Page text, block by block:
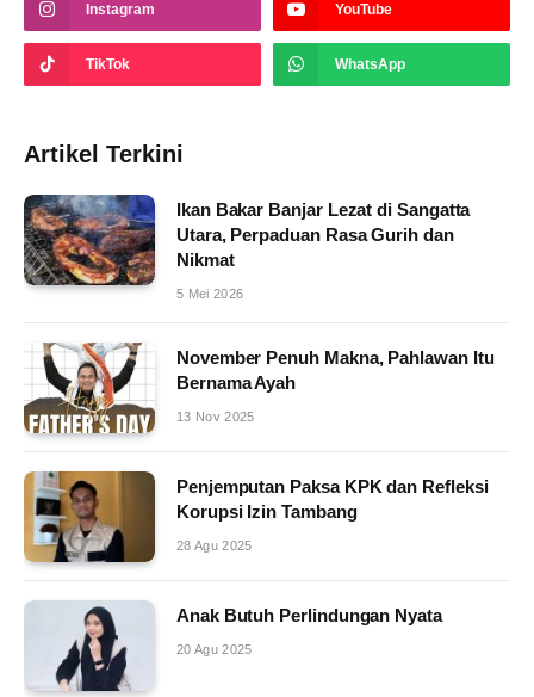
Instagram YouTube
TikTok WhatsApp
Artikel Terkini
Ikan Bakar Banjar Lezat di Sangatta
Utara, Perpaduan Rasa Gurih dan
Nikmat
5 Mei 2026
November Penuh Makna, Pahlawan Itu
Bernama Ayah
13 Nov 2025
Penjemputan Paksa KPK dan Refleksi
Korupsi Izin Tambang
28 Agu 2025
Anak Butuh Perlindungan Nyata
20 Agu 2025